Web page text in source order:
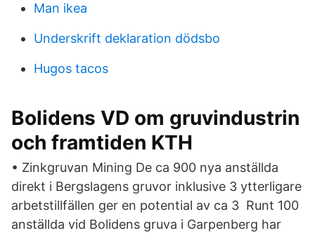
Man ikea
Underskrift deklaration dödsbo
Hugos tacos
Bolidens VD om gruvindustrin
och framtiden KTH
• Zinkgruvan Mining De ca 900 nya anställda
direkt i Bergslagens gruvor inklusive 3 ytterligare
arbetstillfällen ger en potential av ca 3 Runt 100
anställda vid Bolidens gruva i Garpenberg har